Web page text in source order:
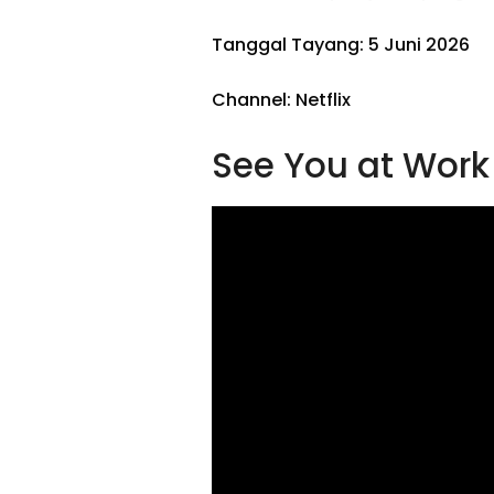
Tanggal Tayang: 5 Juni 2026
Channel: Netflix
See You at